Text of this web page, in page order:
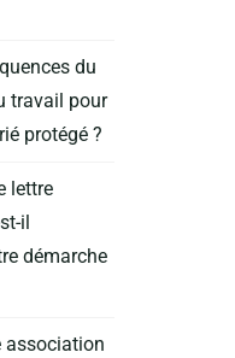
du
travail pour
protégé ?
lettre
il
démarche
association